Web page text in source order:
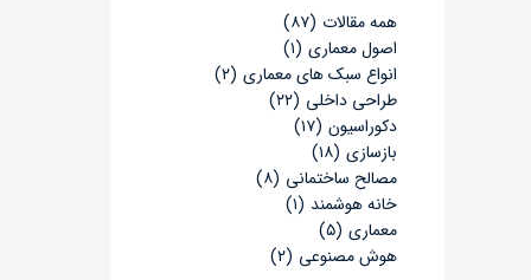
همه مقالات (۸۷)
اصول معماری (۱)
انواع سبک های معماری (۲)
طراحی داخلی (۲۲)
دکوراسیون (۱۷)
بازسازی (۱۸)
مصالح ساختمانی (۸)
خانه هوشمند (۱)
معماری (۵)
هوش مصنوعی (۲)